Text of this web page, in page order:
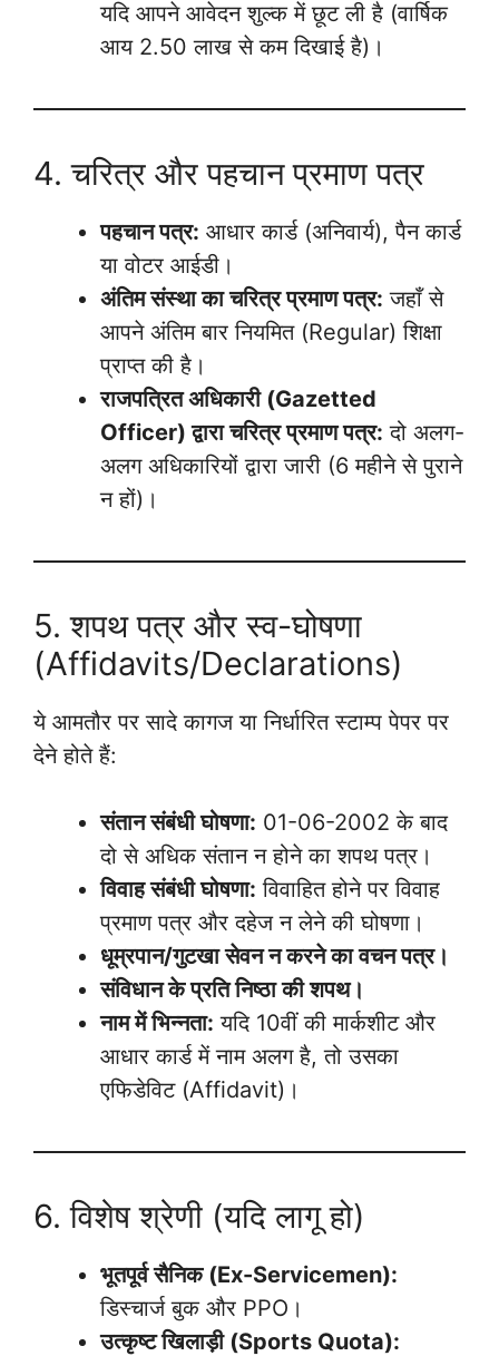
यदि आपने आवेदन शुल्क में छूट ली है (वार्षिक
आय 2.50 लाख से कम दिखाई है)।
4. चरित्र और पहचान प्रमाण पत्र
पहचान पत्र: आधार कार्ड (अनिवार्य), पैन कार्ड
या वोटर आईडी।
अंतिम संस्था का चरित्र प्रमाण पत्र: जहाँ से
आपने अंतिम बार नियमित (Regular) शिक्षा
प्राप्त की है।
राजपत्रित अधिकारी (Gazetted
Officer) द्वारा चरित्र प्रमाण पत्र: दो अलग-
अलग अधिकारियों द्वारा जारी (6 महीने से पुराने
न हों)।
5. शपथ पत्र और स्व-घोषणा
(Affidavits/Declarations)
ये आमतौर पर सादे कागज या निर्धारित स्टाम्प पेपर पर
देने होते हैं:
संतान संबंधी घोषणा: 01-06-2002 के बाद
दो से अधिक संतान न होने का शपथ पत्र।
विवाह संबंधी घोषणा: विवाहित होने पर विवाह
प्रमाण पत्र और दहेज न लेने की घोषणा।
धूम्रपान/गुटखा सेवन न करने का वचन पत्र।
संविधान के प्रति निष्ठा की शपथ।
नाम में भिन्नता: यदि 10वीं की मार्कशीट और
आधार कार्ड में नाम अलग है, तो उसका
एफिडेविट (Affidavit)।
6. विशेष श्रेणी (यदि लागू हो)
भूतपूर्व सैनिक (Ex-Servicemen):
डिस्चार्ज बुक और PPO।
उत्कृष्ट खिलाड़ी (Sports Quota):